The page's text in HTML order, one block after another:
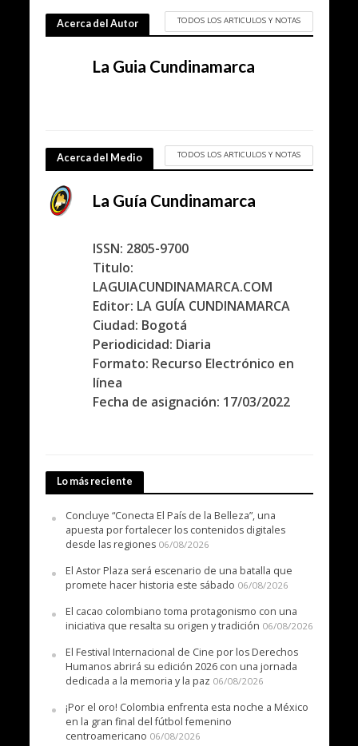
Acerca del Autor TODOS LOS ARTICULOS Y NOTAS
La Guia Cundinamarca
Acerca del Medio TODOS LOS ARTICULOS Y NOTAS
La Guía Cundinamarca
ISSN: 2805-9700
Titulo:
LAGUIACUNDINAMARCA.COM
Editor: LA GUÍA CUNDINAMARCA
Ciudad: Bogotá
Periodicidad: Diaria
Formato: Recurso Electrónico en
línea
Fecha de asignación: 17/03/2022
Lo más reciente
Concluye “Conecta El País de la Belleza”, una
apuesta por fortalecer los contenidos digitales
desde las regiones 06/08/2026
El Astor Plaza será escenario de una batalla que
promete hacer historia este sábado 06/08/2026
El cacao colombiano toma protagonismo con una
iniciativa que resalta su origen y tradición 06/08/2026
El Festival Internacional de Cine por los Derechos
Humanos abrirá su edición 2026 con una jornada
dedicada a la memoria y la paz 06/08/2026
¡Por el oro! Colombia enfrenta esta noche a México
en la gran final del fútbol femenino
centroamericano 06/08/2026